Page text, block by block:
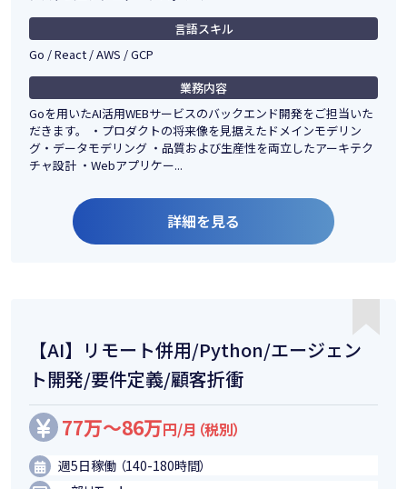
言語スキル
Go / React / AWS / GCP
業務内容
Goを用いたAI活用WEBサービスのバックエンド開発をご担当いた
だきます。 ・プロダクトの将来像を見据えたドメインモデリン
グ・データモデリング ・品質および生産性を両立したアーキテク
チャ設計 ・Webアプリケー...
詳細を見る
【AI】リモート併用/Python/エージェン
ト開発/要件定義/顧客折衝
77万～86万円/月（税別）
週5日稼働 （140-180時間）